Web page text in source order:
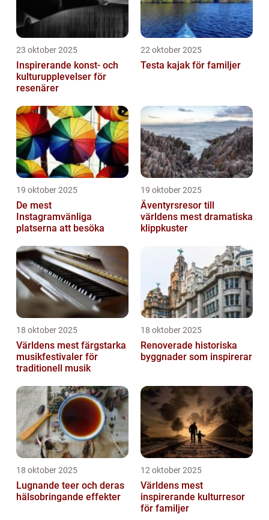
23 oktober 2025
Inspirerande konst- och
kulturupplevelser för
resenärer
22 oktober 2025
Testa kajak för familjer
19 oktober 2025
De mest
Instagramvänliga
platserna att besöka
19 oktober 2025
Äventyrsresor till
världens mest dramatiska
klippkuster
18 oktober 2025
Världens mest färgstarka
musikfestivaler för
traditionell musik
18 oktober 2025
Renoverade historiska
byggnader som inspirerar
18 oktober 2025
Lugnande teer och deras
hälsobringande effekter
12 oktober 2025
Världens mest
inspirerande kulturresor
för familjer